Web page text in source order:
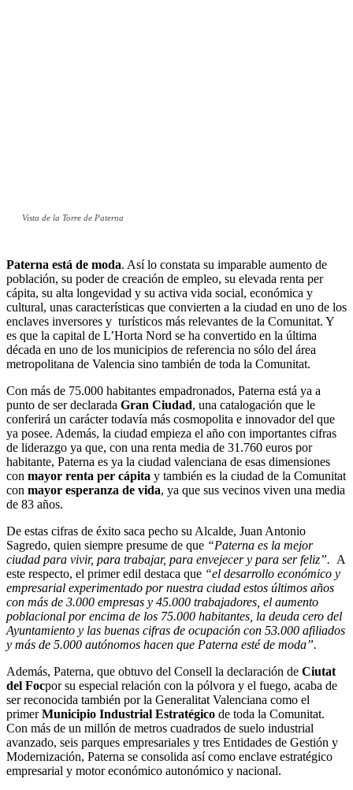
Vista de la Torre de Paterna
Paterna está de moda. Así lo constata su imparable aumento de
población, su poder de creación de empleo, su elevada renta per
cápita, su alta longevidad y su activa vida social, económica y
cultural, unas características que convierten a la ciudad en uno de los
enclaves inversores y turísticos más relevantes de la Comunitat. Y
es que la capital de L’Horta Nord se ha convertido en la última
década en uno de los municipios de referencia no sólo del área
metropolitana de Valencia sino también de toda la Comunitat.
Con más de 75.000 habitantes empadronados, Paterna está ya a
punto de ser declarada Gran Ciudad, una catalogación que le
conferirá un carácter todavía más cosmopolita e innovador del que
ya posee. Además, la ciudad empieza el año con importantes cifras
de liderazgo ya que, con una renta media de 31.760 euros por
habitante, Paterna es ya la ciudad valenciana de esas dimensiones
con mayor renta per cápita y también es la ciudad de la Comunitat
con mayor esperanza de vida, ya que sus vecinos viven una media
de 83 años.
De estas cifras de éxito saca pecho su Alcalde, Juan Antonio
Sagredo, quien siempre presume de que “Paterna es la mejor
ciudad para vivir, para trabajar, para envejecer y para ser feliz”. A
este respecto, el primer edil destaca que “el desarrollo económico y
empresarial experimentado por nuestra ciudad estos últimos años
con más de 3.000 empresas y 45.000 trabajadores, el aumento
poblacional por encima de los 75.000 habitantes, la deuda cero del
Ayuntamiento y las buenas cifras de ocupación con 53.000 afiliados
y más de 5.000 autónomos hacen que Paterna esté de moda”.
Además, Paterna, que obtuvo del Consell la declaración de Ciutat
del Focpor su especial relación con la pólvora y el fuego, acaba de
ser reconocida también por la Generalitat Valenciana como el
primerMunicipio Industrial Estratégico de toda la Comunitat.
Con más de un millón de metros cuadrados de suelo industrial
avanzado, seis parques empresariales y tres Entidades de Gestión y
Modernización, Paterna se consolida así como enclave estratégico
empresarial y motor económico autonómico y nacional.